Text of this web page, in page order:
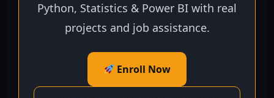
Python, Statistics & Power BI with real
projects and job assistance.
Enroll Now